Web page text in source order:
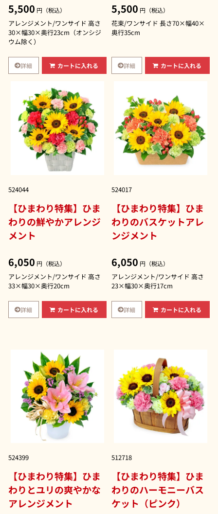
5,500 円（税込）
アレンジメント/ワンサイド 高さ
30×幅30×奥行23cm（オンシジ
ウム除く）
詳細 カートに入れる
5,500 円（税込）
花束/ワンサイド 長さ70×幅40×
奥行35cm
詳細 カートに入れる
524044
【ひまわり特集】ひま
わりの鮮やかアレンジ
メント
6,050 円（税込）
アレンジメント/ワンサイド 高さ
33×幅30×奥行20cm
詳細 カートに入れる
524017
【ひまわり特集】ひま
わりのバスケットアレ
ンジメント
6,050 円（税込）
アレンジメント/ワンサイド 高さ
23×幅30×奥行17cm
詳細 カートに入れる
524399
【ひまわり特集】ひま
わりとユリの爽やかな
アレンジメント
512718
【ひまわり特集】ひま
わりのハーモニーバス
ケット（ピンク）